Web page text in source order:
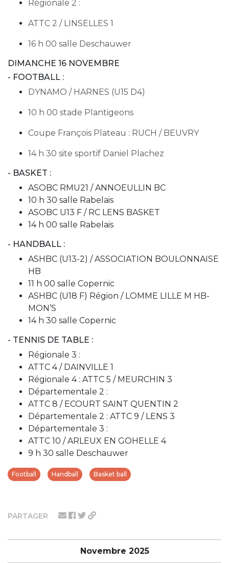
PARTAGER
Novembre 2025
Régionale 2 :
ATTC 2 / LINSELLES 1
16 h 00 salle Deschauwer
DIMANCHE 16 NOVEMBRE
- FOOTBALL :
DYNAMO / HARNES (U15 D4)
10 h 00 stade Plantigeons
Coupe François Plateau : RUCH / BEUVRY
14 h 30 site sportif Daniel Plachez
- BASKET :
ASOBC RMU21 / ANNOEULLIN BC
10 h 30 salle Rabelais
ASOBC U13 F / RC LENS BASKET
14 h 00 salle Rabelais
- HANDBALL :
ASHBC (U13-2) / ASSOCIATION BOULONNAISE
HB
11 h 00 salle Copernic
ASHBC (U18 F) Région / LOMME LILLE M HB-
MON’S
14 h 30 salle Copernic
- TENNIS DE TABLE :
Régionale 3 :
ATTC 4 / DAINVILLE 1
Régionale 4 : ATTC 5 / MEURCHIN 3
Départementale 2 :
ATTC 8 / ECOURT SAINT QUENTIN 2
Départementale 2 : ATTC 9 / LENS 3
Départementale 3 :
ATTC 10 / ARLEUX EN GOHELLE 4
9 h 30 salle Deschauwer
Football Handball Basket ball